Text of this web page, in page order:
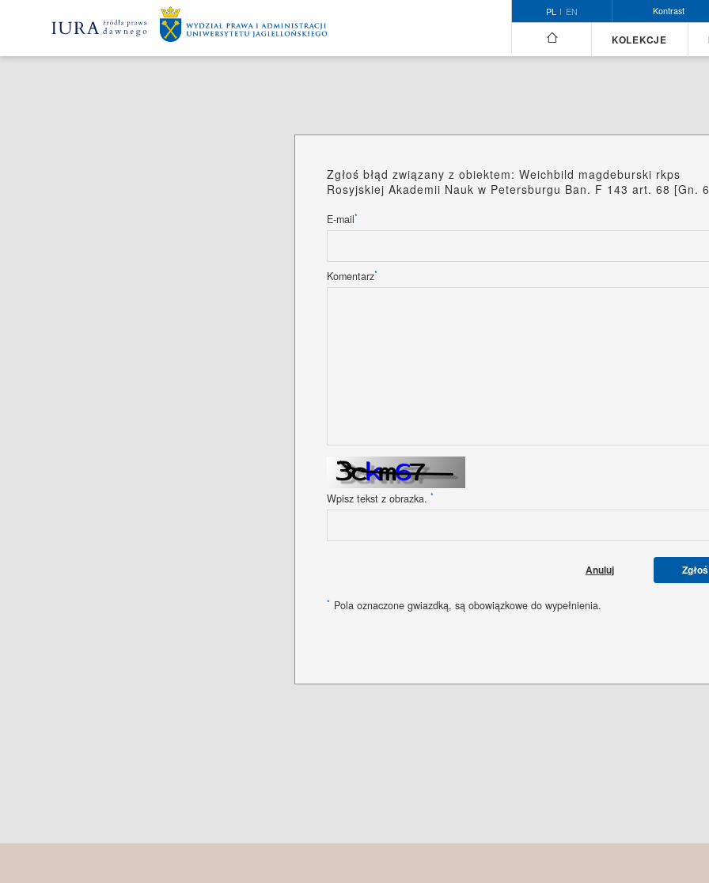
PL EN Kontrast
KOLEKCJE
Zgłoś błąd związany z obiektem: Weichbild magdeburski rkps
Rosyjskiej Akademii Nauk w Petersburgu Ban. F 143 art. 68 [Gn.
E-mail*
Komentarz*
Wpisz tekst z obrazka. *
Anuluj Zgłoś
* Pola oznaczone gwiazdką, są obowiązkowe do wypełnienia.